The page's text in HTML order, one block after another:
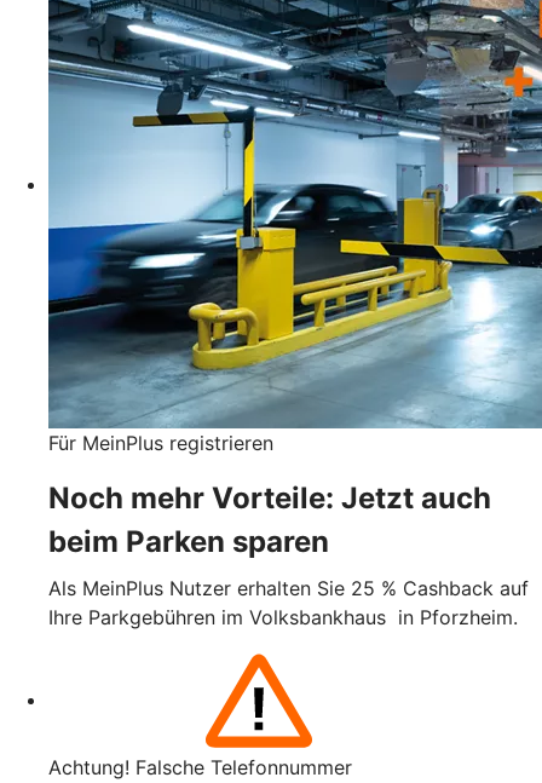
Für MeinPlus registrieren
Noch mehr Vorteile: Jetzt auch
beim Parken sparen
Als MeinPlus Nutzer erhalten Sie 25 % Cashback auf
Ihre Parkgebühren im Volksbankhaus in Pforzheim.
Achtung! Falsche Telefonnummer